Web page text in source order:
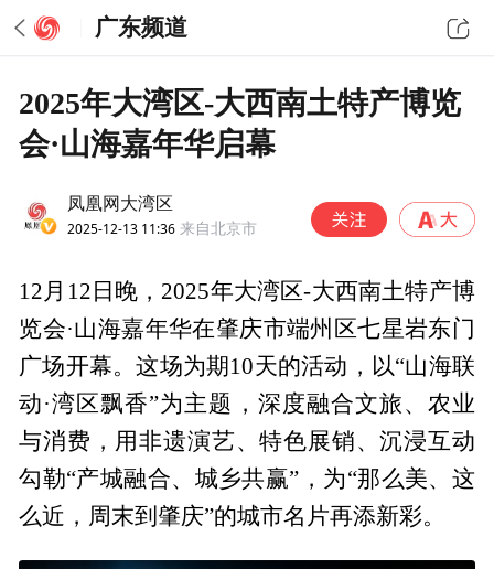
广东频道
2025年大湾区-大西南土特产博览
会·山海嘉年华启幕
凤凰网大湾区
2025-12-13 11:36 来自北京市
12月12日晚，2025年大湾区-大西南土特产博
览会·山海嘉年华在肇庆市端州区七星岩东门
广场开幕。这场为期10天的活动，以“山海联
动·湾区飘香”为主题，深度融合文旅、农业
与消费，用非遗演艺、特色展销、沉浸互动
勾勒“产城融合、城乡共赢”，为“那么美、这
么近，周末到肇庆”的城市名片再添新彩。